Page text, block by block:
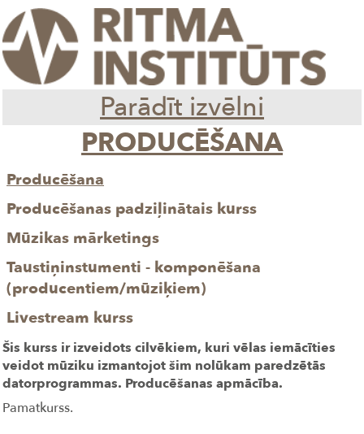
Parādīt izvēlni
PRODUCĒŠANA
Producēšana
Producēšanas padziļinātais kurss
Mūzikas mārketings
Taustiņinstumenti - komponēšana
(producentiem/mūziķiem)
Livestream kurss
Šis kurss ir izveidots cilvēkiem, kuri vēlas iemācīties
veidot mūziku izmantojot šim nolūkam paredzētās
datorprogrammas. Producēšanas apmācība.
Pamatkurss.